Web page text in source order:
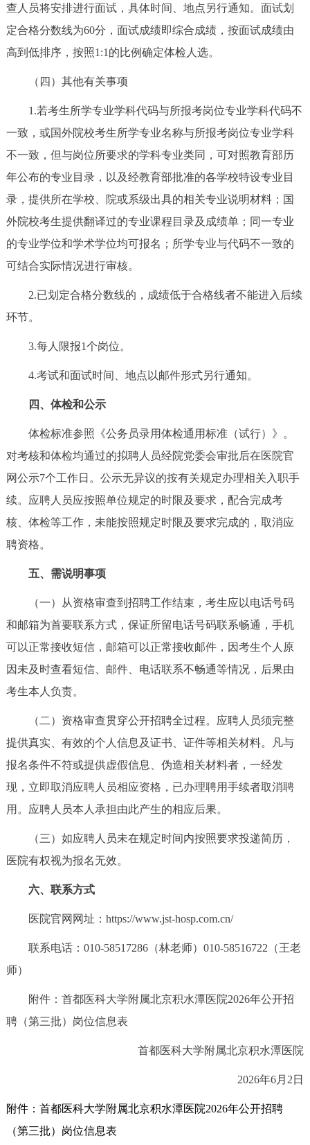
查人员将安排进行面试，具体时间、地点另行通知。面试划
定合格分数线为60分，面试成绩即综合成绩，按面试成绩由
高到低排序，按照1:1的比例确定体检人选。
（四）其他有关事项
1.若考生所学专业学科代码与所报考岗位专业学科代码不
一致，或国外院校考生所学专业名称与所报考岗位专业学科
不一致，但与岗位所要求的学科专业类同，可对照教育部历
年公布的专业目录，以及经教育部批准的各学校特设专业目
录，提供所在学校、院或系级出具的相关专业说明材料；国
外院校考生提供翻译过的专业课程目录及成绩单；同一专业
的专业学位和学术学位均可报名；所学专业与代码不一致的
可结合实际情况进行审核。
2.已划定合格分数线的，成绩低于合格线者不能进入后续
环节。
3.每人限报1个岗位。
4.考试和面试时间、地点以邮件形式另行通知。
四、体检和公示
体检标准参照《公务员录用体检通用标准（试行）》。
对考核和体检均通过的拟聘人员经院党委会审批后在医院官
网公示7个工作日。公示无异议的按有关规定办理相关入职手
续。应聘人员应按照单位规定的时限及要求，配合完成考
核、体检等工作，未能按照规定时限及要求完成的，取消应
聘资格。
五、需说明事项
（一）从资格审查到招聘工作结束，考生应以电话号码
和邮箱为首要联系方式，保证所留电话号码联系畅通，手机
可以正常接收短信，邮箱可以正常接收邮件，因考生个人原
因未及时查看短信、邮件、电话联系不畅通等情况，后果由
考生本人负责。
（二）资格审查贯穿公开招聘全过程。应聘人员须完整
提供真实、有效的个人信息及证书、证件等相关材料。凡与
报名条件不符或提供虚假信息、伪造相关材料者，一经发
现，立即取消应聘人员相应资格，已办理聘用手续者取消聘
用。应聘人员本人承担由此产生的相应后果。
（三）如应聘人员未在规定时间内按照要求投递简历，
医院有权视为报名无效。
六、联系方式
医院官网网址：https://www.jst-hosp.com.cn/
联系电话：010-58517286（林老师）010-58516722（王老
师）
附件：首都医科大学附属北京积水潭医院2026年公开招
聘（第三批）岗位信息表
首都医科大学附属北京积水潭医院
2026年6月2日
附件：首都医科大学附属北京积水潭医院2026年公开招聘
（第三批）岗位信息表